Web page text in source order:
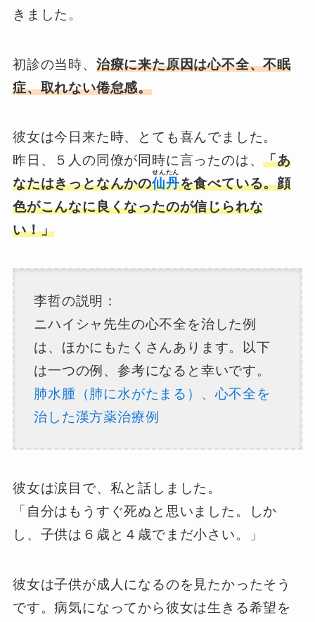
きました。
初診の当時、 治療に来た原因は心不全、不眠
症、取れない倦怠感。
彼女は今日来た時、とても喜んでました。
昨日、５人の同僚が同時に言ったのは、「あ
なたはきっとなんかの仙丹
せんたん
を食べている。顔
色がこんなに良くなったのが信じられな
い！」
李哲の説明：
ニハイシャ先生の心不全を治した例
は、ほかにもたくさんあります。以下
は一つの例、参考になると幸いです。
肺水腫（肺に水がたまる）、心不全を
治した漢方薬治療例
彼女は涙目で、私と話しました。
「自分はもうすぐ死ぬと思いました。しか
し、子供は６歳と４歳でまだ小さい。」
彼女は子供が成人になるのを見たかったそう
です。病気になってから彼女は生きる希望を